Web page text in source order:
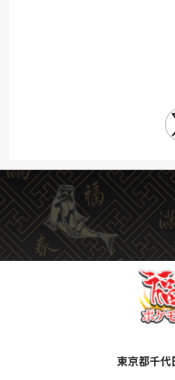
東京都千